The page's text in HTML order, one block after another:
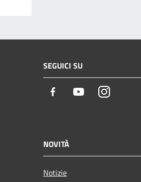
SEGUICI SU
Facebook YoutubeInstagram
NOVITÀ
Notizie